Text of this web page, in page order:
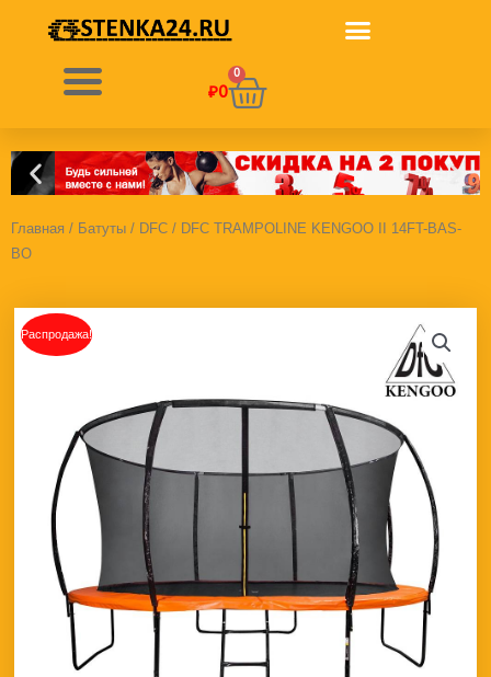
содержимому
₽0
0
Корзина
Главная / Батуты / DFC / DFC TRAMPOLINE KENGOO II 14FT-BAS-
BO
Распродажа!